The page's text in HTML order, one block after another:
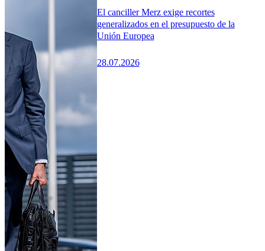
El canciller Merz exige recortes
generalizados en el presupuesto de la
Unión Europea
28.07.2026